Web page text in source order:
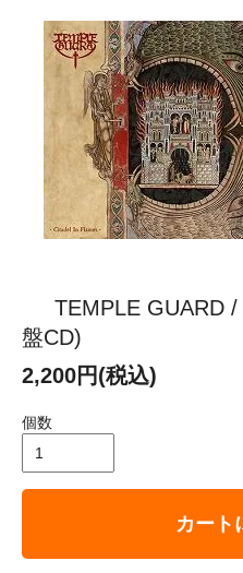
TEMPLE GUARD
盤CD)
2,200円(税込)
個数
カート